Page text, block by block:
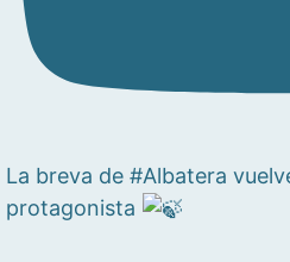
La breva de #Albatera
protagonista